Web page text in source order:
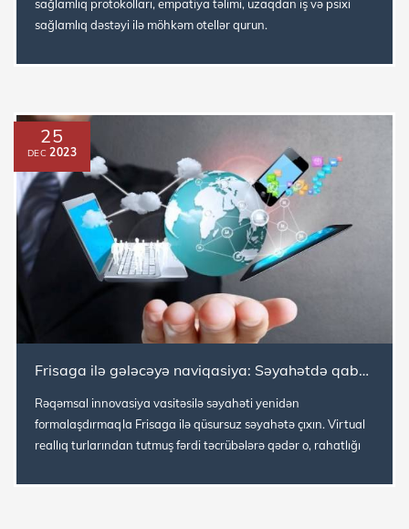
sağlamlıq protokolları, empatiya təlimi, uzaqdan iş və psixi
sağlamlıq dəstəyi ilə möhkəm otellər qurun.
Frisaga ilə gələcəyə naviqasiya: Səyahətdə qabaqcıl rəqəmsal transformasiya
Rəqəmsal innovasiya vasitəsilə səyahəti yenidən
formalaşdırmaqla Frisaga ilə qüsursuz səyahətə çıxın. Virtual
reallıq turlarından tutmuş fərdi təcrübələrə qədər o, rahatlığı
25
DEC 2023